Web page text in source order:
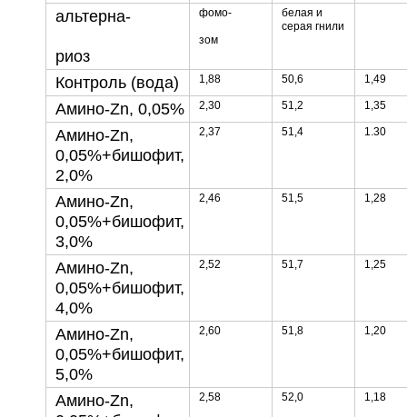
альтерна-
риоз
фомо-
зом
белая и
серая гнили
Контроль (вода) 1,88 50,6 1,49
Амино-Zn, 0,05% 2,30 51,2 1,35
Амино-Zn,
0,05%+бишофит,
2,0%
2,37 51,4 1.30
Амино-Zn,
0,05%+бишофит,
3,0%
2,46 51,5 1,28
Амино-Zn,
0,05%+бишофит,
4,0%
2,52 51,7 1,25
Амино-Zn,
0,05%+бишофит,
5,0%
2,60 51,8 1,20
Амино-Zn,
2,58 52,0 1,18